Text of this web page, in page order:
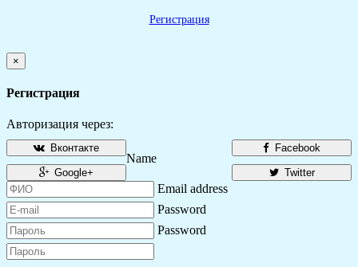
Регистрация
×
Регистрация
Авторизация через:
Facebook
Вконтакте
Twitter
Google+
Name
Email address
Password
Password